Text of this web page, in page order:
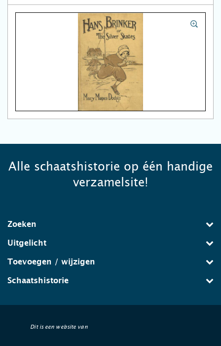
Alle schaatshistorie op één handige
verzamelsite!
Zoeken
Uitgelicht
Toevoegen / wijzigen
Schaatshistorie
Dit is een website van